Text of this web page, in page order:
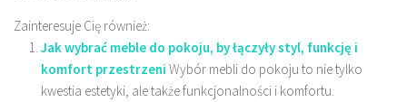
Zainteresuje Cię również:
Jak wybrać meble do pokoju, by łączyły styl, funkcję i
komfort przestrzeni Wybór mebli do pokoju to nie tylko
kwestia estetyki, ale także funkcjonalności i komfortu.